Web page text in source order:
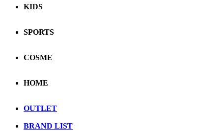
KIDS
SPORTS
COSME
HOME
OUTLET
BRAND LIST